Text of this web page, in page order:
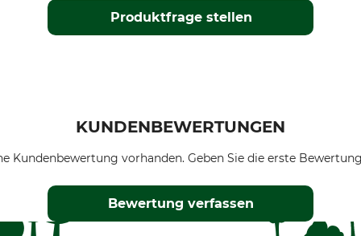
Produktfrage stellen
KUNDENBEWERTUNGEN
Kundenbewertung vorhanden. Geben Sie die erste
Bewertung verfassen